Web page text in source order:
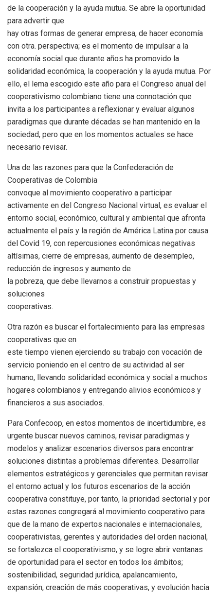
de la cooperación y la ayuda mutua. Se abre la oportunidad
para advertir que
hay otras formas de generar empresa, de hacer economía
con otra. perspectiva; es el momento de impulsar a la
economía social que durante años ha promovido la
solidaridad económica, la cooperación y la ayuda mutua. Por
ello, el lema escogido este año para el Congreso anual del
cooperativismo colombiano tiene una connotación que
invita a los participantes a reflexionar y evaluar algunos
paradigmas que durante décadas se han mantenido en la
sociedad, pero que en los momentos actuales se hace
necesario revisar.
Una de las razones para que la Confederación de
Cooperativas de Colombia
convoque al movimiento cooperativo a participar
activamente en del Congreso Nacional virtual, es evaluar el
entorno social, económico, cultural y ambiental que afronta
actualmente el país y la región de América Latina por causa
del Covid 19, con repercusiones económicas negativas
altísimas, cierre de empresas, aumento de desempleo,
reducción de ingresos y aumento de
la pobreza, que debe llevarnos a construir propuestas y
soluciones
cooperativas.
Otra razón es buscar el fortalecimiento para las empresas
cooperativas que en
este tiempo vienen ejerciendo su trabajo con vocación de
servicio poniendo en el centro de su actividad al ser
humano, llevando solidaridad económica y social a muchos
hogares colombianos y entregando alivios económicos y
financieros a sus asociados.
Para Confecoop, en estos momentos de incertidumbre, es
urgente buscar nuevos caminos, revisar paradigmas y
modelos y analizar escenarios diversos para encontrar
soluciones distintas a problemas diferentes. Desarrollar
elementos estratégicos y gerenciales que permitan revisar
el entorno actual y los futuros escenarios de la acción
cooperativa constituye, por tanto, la prioridad sectorial y por
estas razones congregará al movimiento cooperativo para
que de la mano de expertos nacionales e internacionales,
cooperativistas, gerentes y autoridades del orden nacional,
se fortalezca el cooperativismo, y se logre abrir ventanas
de oportunidad para el sector en todos los ámbitos;
sostenibilidad, seguridad jurídica, apalancamiento,
expansión, creación de más cooperativas, y evolución hacia